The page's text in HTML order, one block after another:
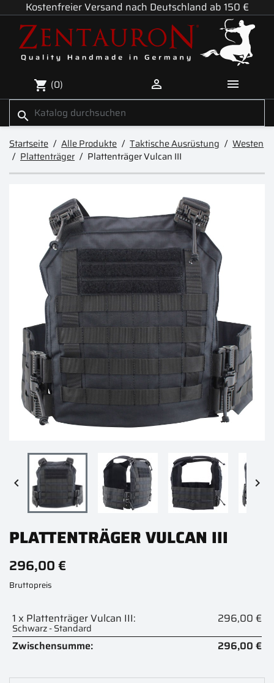
Kostenfreier Versand nach Deutschland ab 150 €
shopping_cart (0)  
search
Startseite Alle Produkte Taktische Ausrüstung
Westen
Plattenträger
Plattenträger Vulcan III
 
PLATTENTRÄGER VULCAN III
296,00 €
Bruttopreis
1 x Plattenträger Vulcan III:
Schwarz - Standard
296,00 €
Zwischensumme:
296,00 €